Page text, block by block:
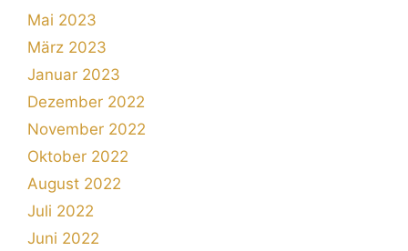
Mai 2023
März 2023
Januar 2023
Dezember 2022
November 2022
Oktober 2022
August 2022
Juli 2022
Juni 2022